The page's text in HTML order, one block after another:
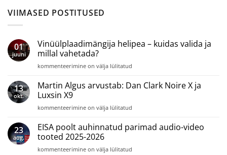
VIIMASED POSTITUSED
01
juuni
Vinüülplaadimängija helipea – kuidas valida ja
millal vahetada?
Vinüülplaadimängija
–
kuidas
valida
ja
vahetada?
kommenteerimine on välja lülitatud
13
okt.
Martin Algus arvustab: Dan Clark Noire X ja
Luxsin X9
Martin
arvustab:
Dan
Clark
Noire
kommenteerimine on välja lülitatud
23
aug.
EISA poolt auhinnatud parimad audio-video
tooted 2025-2026
EISA
kommenteerimine on välja lülitatud